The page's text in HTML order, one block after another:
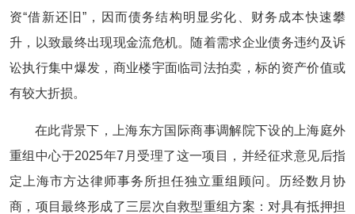
资“借新还旧”，因而债务结构明显劣化、财务成本快速攀
升，以致最终出现现金流危机。随着需求企业债务违约及诉
讼执行集中爆发，商业楼宇面临司法拍卖，标的资产价值或
有较大折损。
在此背景下，上海东方国际商事调解院下设的上海庭外
重组中心于2025年7月受理了这一项目，并经征求意见后指
定上海市方达律师事务所担任独立重组顾问。历经数月协
商，项目最终形成了三层次自救型重组方案：对具有抵押担